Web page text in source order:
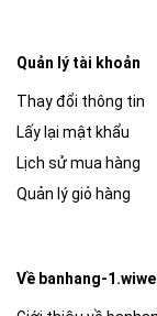
Quản lý tài khoản
Thay đổi thông tin
Lấy lại mật khẩu
Lịch sử mua hàng
Quản lý giỏ hàng
Về banhang-